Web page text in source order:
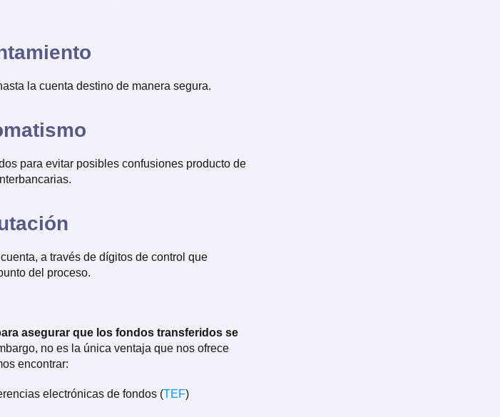
la cuenta destino de manera segura.
para evitar posibles confusiones producto de
a través de dígitos de control que
del proceso.
asegurar que los fondos transferidos se
no es la única ventaja que nos ofrece
encontrar:
electrónicas de fondos (TEF)